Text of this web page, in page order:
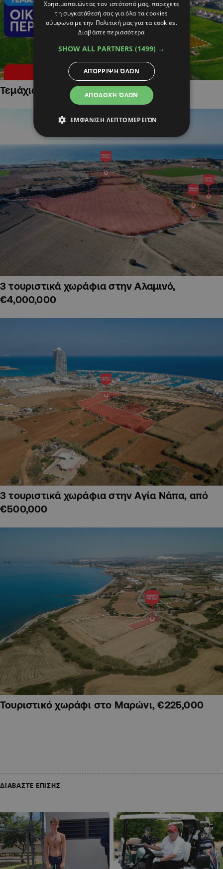
Τεμάχια Γης σε Οικιστικές Περιοχές
3 τουριστικά χωράφια στην Αλαμινό,
€4,000,000
3 τουριστικά χωράφια στην Αγία Νάπα, από
€500,000
Τουριστικό χωράφι στο Μαρώνι, €225,000
ΔΙΑΒΑΣΤΕ ΕΠΙΣΗΣ
Χρησιμοποιώντας τον ιστότοπό μας, παρέχετε
τη συγκατάθεσή σας για όλα τα cookies
σύμφωνα με την Πολιτική μας για τα cookies.
Διαβάστε περισσότερα
SHOW ALL PARTNERS (1499) →
ΑΠΟΔΟΧΉ ΌΛΩΝ
ΑΠΌΡΡΙΨΗ ΌΛΩΝ
ΕΜΦΆΝΙΣΗ ΛΕΠΤΟΜΕΡΕΙΏΝ